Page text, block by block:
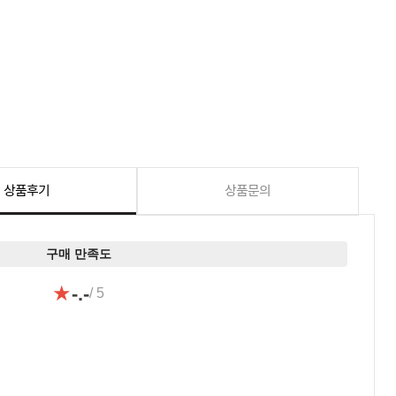
상품후기 상품문의
구매 만족도
★-.-/ 5